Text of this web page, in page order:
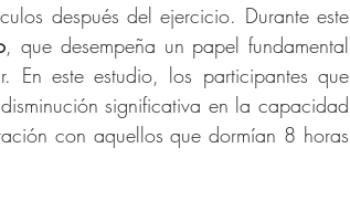
después del ejercicio. Durante este
, que desempeña un papel fundamental
En este estudio, los participantes que
significativa en la capacidad
con aquellos que dormían 8 horas